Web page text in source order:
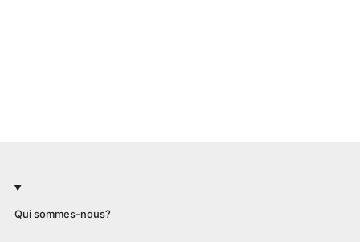
Qui sommes-nous?